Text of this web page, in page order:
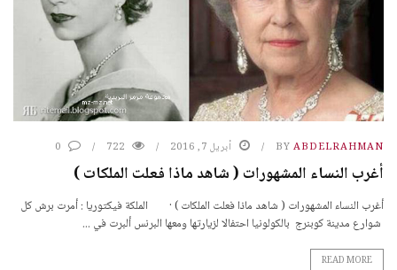
BY ABDELRAHMAN أبريل 7, 2016 722
0
أغرب النساء المشهورات ( شاهد ماذا فعلت الملكات )
أغرب النساء المشهورات ( شاهد ماذا فعلت الملكات ) · الملكة فيكتوريا : أمرت برش كل
شوارع مدينة كوبنرج بالكولونيا احتفالا لزيارتها ومعها البرنس ألبرت في ...
READ MORE